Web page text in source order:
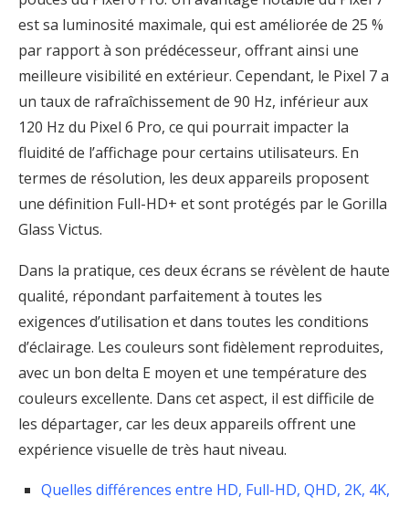
est sa luminosité maximale, qui est améliorée de 25 %
par rapport à son prédécesseur, offrant ainsi une
meilleure visibilité en extérieur. Cependant, le Pixel 7 a
un taux de rafraîchissement de 90 Hz, inférieur aux
120 Hz du Pixel 6 Pro, ce qui pourrait impacter la
fluidité de l’affichage pour certains utilisateurs. En
termes de résolution, les deux appareils proposent
une définition Full-HD+ et sont protégés par le Gorilla
Glass Victus.
Dans la pratique, ces deux écrans se révèlent de haute
qualité, répondant parfaitement à toutes les
exigences d’utilisation et dans toutes les conditions
d’éclairage. Les couleurs sont fidèlement reproduites,
avec un bon delta E moyen et une température des
couleurs excellente. Dans cet aspect, il est difficile de
les départager, car les deux appareils offrent une
expérience visuelle de très haut niveau.
Quelles différences entre HD, Full-HD, QHD, 2K, 4K,